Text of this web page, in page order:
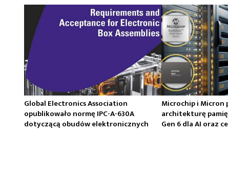
Global Electronics Association
opublikowało normę IPC-A-630A
dotyczącą obudów elektronicznych
Microchip i
architekturę
Gen 6 dla AI oraz